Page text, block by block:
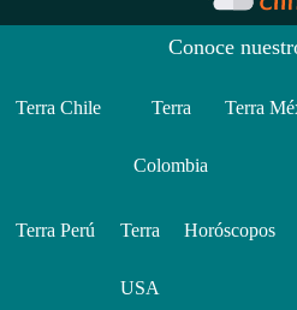
Conoce
Terra Chile Terra
Colombia
Terra
Terra Perú Terra
USA
Horóscopos